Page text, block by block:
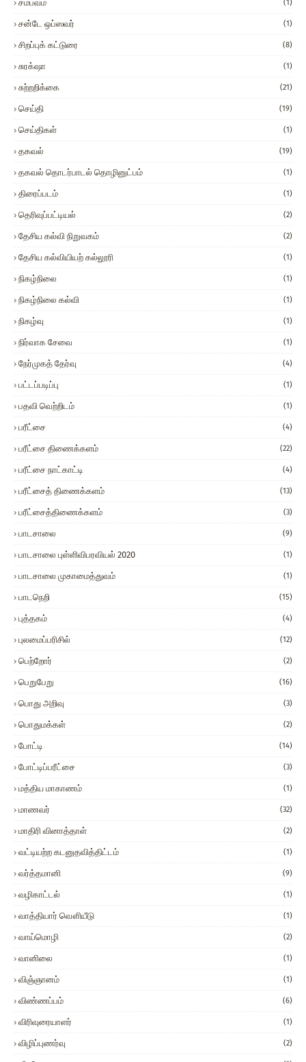
சம்பவம் (1)
சன்டே ஒப்ஸவர் (1)
சிறப்புக் கட்டுரை (8)
சுரக்‌ஷா (1)
சுற்றறிக்கை (21)
செய்தி (19)
செய்திகள் (1)
தகவல் (19)
தகவல் தொடர்பாடல் தொழினுட்பம் (1)
திரைப்படம் (1)
தெரிவுப்பட்டியல் (2)
தேசிய கல்வி நிறுவகம் (2)
தேசிய கல்வியியற் கல்லூரி (1)
நிகழ்நிலை (1)
நிகழ்நிலை கல்வி (1)
நிகழ்வு (1)
நிர்வாக சேவை (1)
நேர்முகத் தேர்வு (4)
பட்டப்படிப்பு (1)
பதவி வெற்றிடம் (1)
பரீட்சை (4)
பரீட்சை திணைக்களம் (22)
பரீட்சை நாட்காட்டி (4)
பரீட்சைத் திணைக்களம் (13)
பரீட்சைத்திணைக்களம் (3)
பாடசாலை (9)
பாடசாலை புள்ளிவிபரவியல் 2020 (1)
பாடசாலை முகாமைத்துவம் (1)
பாடநெறி (15)
புத்தகம் (4)
புலமைப்பரிசில் (12)
பெற்றோர் (2)
பெறுபேறு (16)
பொது அறிவு (3)
பொதுமக்கள் (2)
போட்டி (14)
போட்டிப்பரீட்சை (3)
மத்திய மாகாணம் (1)
மாணவர் (32)
மாதிரி வினாத்தாள் (2)
வட்டியற்ற கடனுதவித்திட்டம் (1)
வர்த்தமானி (9)
வழிகாட்டல் (1)
வாத்தியார் வௌியீடு (1)
வாய்மொழி (2)
வானிலை (1)
விஞ்ஞானம் (1)
விண்ணப்பம் (6)
விரிவுரையாளர் (1)
விழிப்புணர்வு (2)